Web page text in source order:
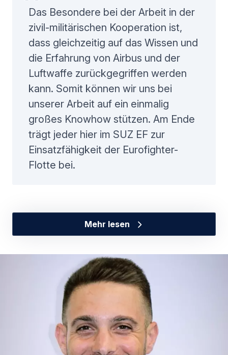
Das Besondere bei der Arbeit in der
zivil-militärischen Kooperation ist,
dass gleichzeitig auf das Wissen und
die Erfahrung von Airbus und der
Luftwaffe zurückgegriffen werden
kann. Somit können wir uns bei
unserer Arbeit auf ein einmalig
großes Knowhow stützen. Am Ende
trägt jeder hier im SUZ EF zur
Einsatzfähigkeit der Eurofighter-
Flotte bei.
Mehr lesen